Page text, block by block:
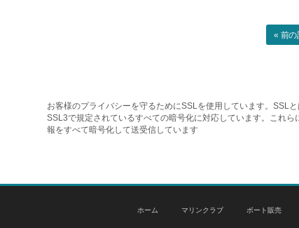
« 前の
お客様のプライバシーを守るためにSSLを使用しています。SSL
SSL3で規定されているすべての暗号化に対応しています。これ
報をすべて暗号化して送受信しています
ホーム マリンクラブ ボート販売